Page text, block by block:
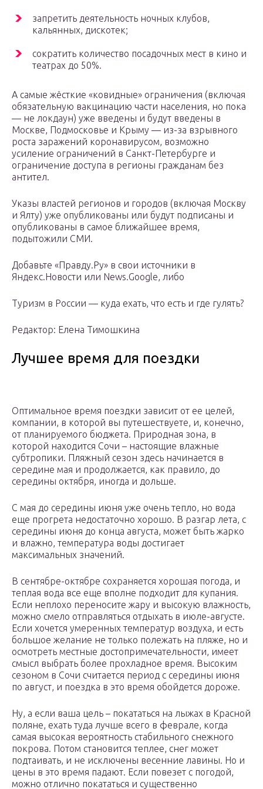
запретить деятельность ночных клубов,
кальянных, дискотек;
сократить количество посадочных мест в кино и
театрах до 50%.
А самые жёсткие «ковидные» ограничения (включая
обязательную вакцинацию части населения, но пока
— не локдаун) уже введены и будут введены в
Москве, Подмосковье и Крыму — из-за взрывного
роста заражений коронавирусом, возможно
усиление ограничений в Санкт-Петербурге и
ограничение доступа в регионы гражданам без
антител.
Указы властей регионов и городов (включая Москву
и Ялту) уже опубликованы или будут подписаны и
опубликованы в самое ближайшее время,
подытожили СМИ.
Добавьте «Правду.Ру» в свои источники в
Яндекс.Новости или News.Google, либо
Туризм в России — куда ехать, что есть и где гулять?
Редактор: Елена Тимошкина
Лучшее время для поездки
Оптимальное время поездки зависит от ее целей,
компании, в которой вы путешествуете, и, конечно,
от планируемого бюджета. Природная зона, в
которой находится Сочи – настоящие влажные
субтропики. Пляжный сезон здесь начинается в
середине мая и продолжается, как правило, до
середины октября, иногда и дольше.
С мая до середины июня уже очень тепло, но вода
еще прогрета недостаточно хорошо. В разгар лета, с
середины июня до конца августа, может быть жарко
и влажно, температура воды достигает
максимальных значений.
В сентябре-октябре сохраняется хорошая погода, и
теплая вода все еще вполне подходит для купания.
Если неплохо переносите жару и высокую влажность,
можно смело отправляться отдыхать в июле-августе.
Если хочется умеренных температур воздуха, и есть
большое желание не только полежать на пляже, но и
осмотреть местные достопримечательности, имеет
смысл выбрать более прохладное время. Высоким
сезоном в Сочи считается период с середины июня
по август, и поездка в это время обойдется дороже.
Ну, а если ваша цель – покататься на лыжах в Красной
поляне, ехать туда лучше всего в феврале, когда
самая высокая вероятность стабильного снежного
покрова. Потом становится теплее, снег может
подтаивать, и не исключены весенние лавины. Но и
цены в это время падают. Если повезет с погодой,
можно отлично покататься и существенно